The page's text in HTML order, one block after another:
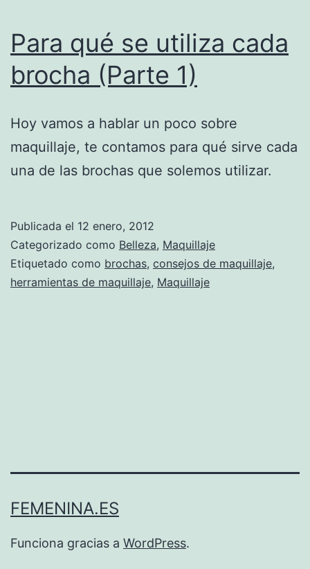
Para qué se utiliza cada
brocha (Parte 1)
Hoy vamos a hablar un poco sobre
maquillaje, te contamos para qué sirve cada
una de las brochas que solemos utilizar.
Publicada el 12 enero, 2012
Categorizado como Belleza, Maquillaje
Etiquetado como brochas, consejos de maquillaje,
herramientas de maquillaje, Maquillaje
FEMENINA.ES
Funciona gracias a WordPress.